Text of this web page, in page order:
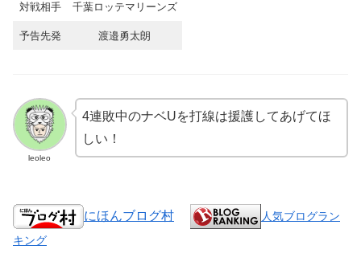
対戦相手 千葉ロッテマリーンズ
予告先発 渡邉勇太朗
leoleo
4連敗中のナベUを打線は援護してあげてほ
しい！
にほんブログ村
人気ブログラン
キング